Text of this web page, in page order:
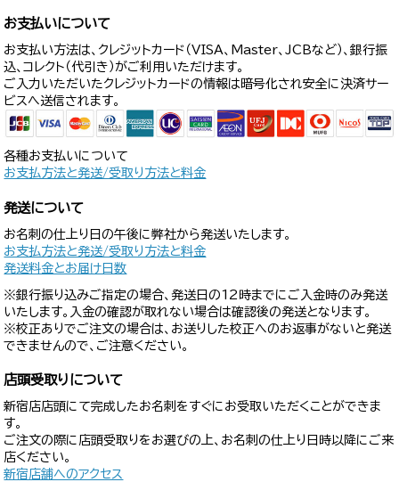
お支払いについて
お支払い方法は、クレジットカード（VISA、Master、JCBなど）、銀行振
込、コレクト（代引き）がご利用いただけます。
ご入力いただいたクレジットカードの情報は暗号化され安全に決済サー
ビスへ送信されます。
各種お支払いについて
お支払方法と発送/受取り方法と料金
発送について
お名刺の仕上り日の午後に弊社から発送いたします。
お支払方法と発送/受取り方法と料金
発送料金とお届け日数
※銀行振り込みご指定の場合、発送日の12時までにご入金時のみ発送
いたします。入金の確認が取れない場合は確認後の発送となります。
※校正ありでご注文の場合は、お送りした校正へのお返事がないと発送
できませんので、ご注意ください。
店頭受取りについて
新宿店店頭にて完成したお名刺をすぐにお受取いただくことができま
す。
ご注文の際に店頭受取りをお選びの上、お名刺の仕上り日時以降にご来
店ください。
新宿店舗へのアクセス